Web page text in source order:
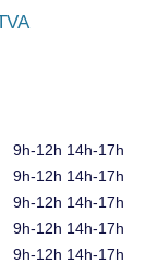
9h-12h 14h-17h
9h-12h 14h-17h
9h-12h 14h-17h
9h-12h 14h-17h
9h-12h 14h-17h